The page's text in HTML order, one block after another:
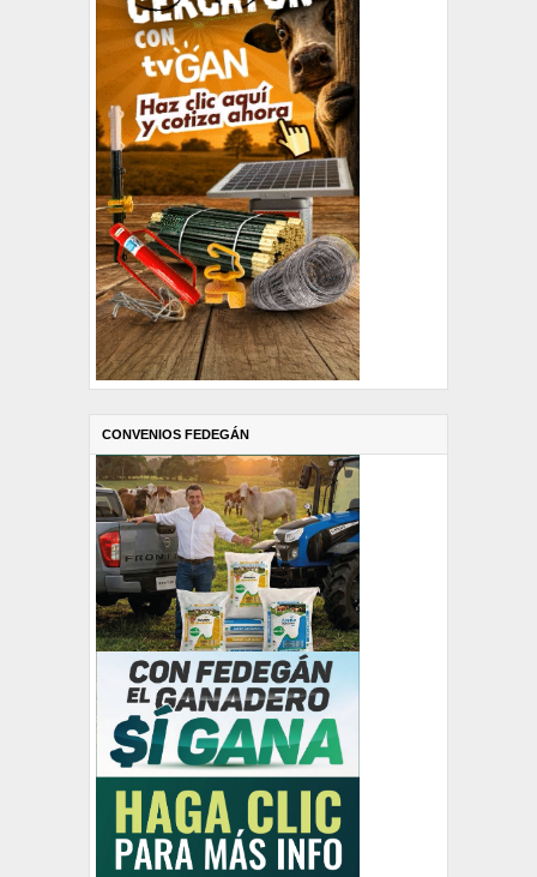
CONVENIOS FEDEGÁN